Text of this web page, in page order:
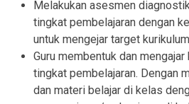
Melakukan asesmen
tingkat pembelajaran dengan
untuk mengejar target
Guru membentuk dan
tingkat pembelajaran. Dengan
dan materi belajar di kelas